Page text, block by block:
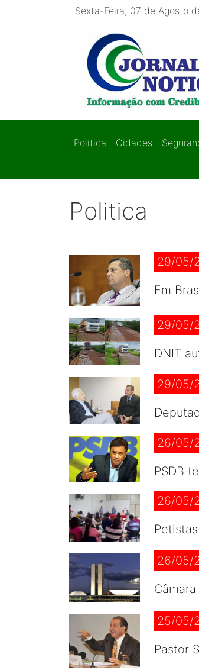
Sexta-Feira, 07 de Agosto
Politica Cidades
Politica
29/05/
Em
29/05/
DNIT
29/05/
26/05/
PSDB
26/05/
26/05/
25/05/
Pastor